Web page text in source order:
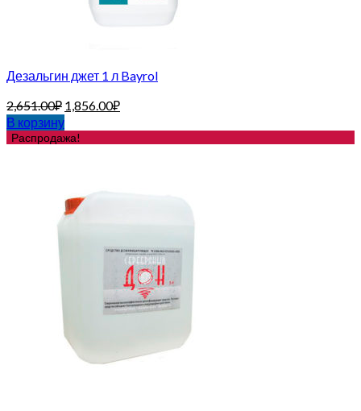
Дезальгин джет 1 л Bayrol
2,651.00₽ 1,856.00₽
В корзину
Распродажа!